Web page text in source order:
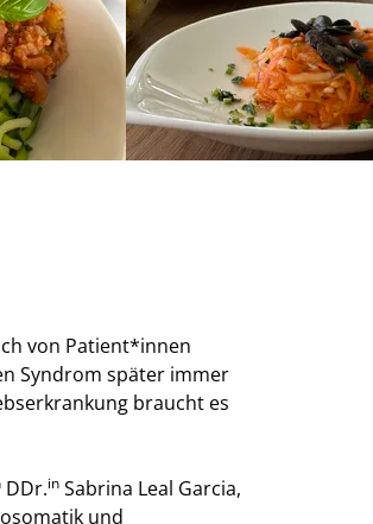
von Patient*innen
Syndrom später immer
braucht es
DDr.in Sabrina Leal Garcia,
und